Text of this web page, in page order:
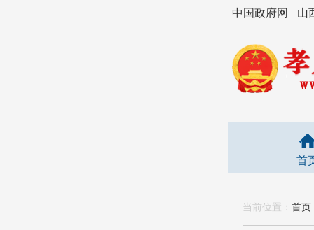
中国政府网 山
首
当前位置： 首页